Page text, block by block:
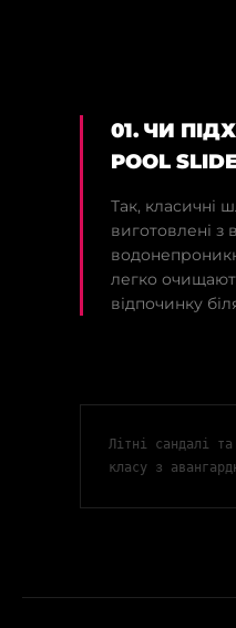
01. ЧИ
POOL
Так, класичні
виготовлені з
легко
відпочинку
Літні сандалі
класу з